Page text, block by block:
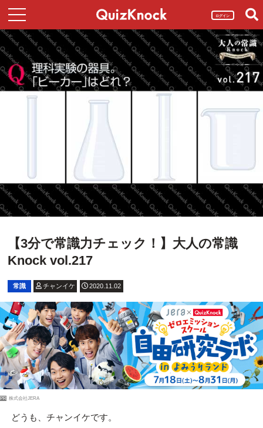
ログイン
【3分で常識力チェック！】大人の常識
Knock vol.217
常識 チャンイケ 2020.11.02
PR 株式会社JERA
どうも、チャンイケです。